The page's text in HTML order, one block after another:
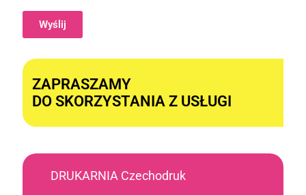
Wyślij
ZAPRASZAMY
DO SKORZYSTANIA Z USŁUGI
DRUKARNIA Czechodruk